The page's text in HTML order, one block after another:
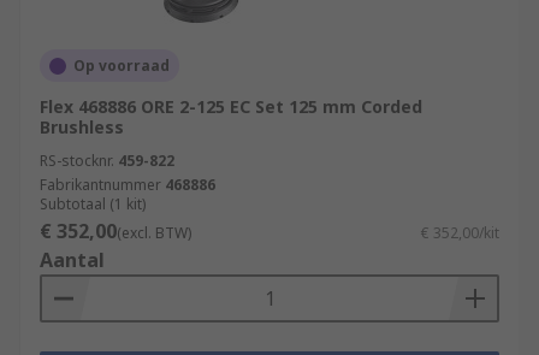
Op voorraad
Flex 468886 ORE 2-125 EC Set 125 mm Corded
Brushless
RS-stocknr. 459-822
Fabrikantnummer 468886
Subtotaal (1 kit)
€ 352,00(excl. BTW) € 352,00/kit
Aantal